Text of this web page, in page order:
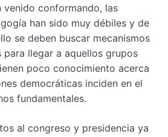
venido conformando, las
han sido muy débiles y de
se deben buscar mecanismos
para llegar a aquellos grupos
poco conocimiento acerca
democráticas inciden en el
fundamentales.
al congreso y presidencia ya